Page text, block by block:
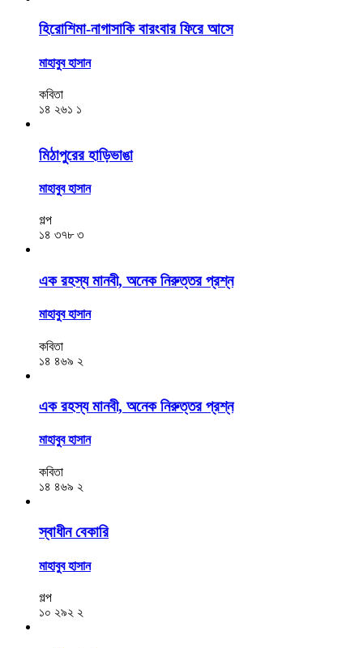
হিরোশিমা-নাগাসাকি বারংবার ফিরে আসে
মাহাবুব হাসান
কবিতা
১৪ ২৬১ ১
মিঠাপুরের হাড়িভাঙা
মাহাবুব হাসান
গল্প
১৪ ৩৭৮ ৩
এক রহস্য মানবী, অনেক নিরুত্তর প্রশ্ন
মাহাবুব হাসান
কবিতা
১৪ ৪৬৯ ২
এক রহস্য মানবী, অনেক নিরুত্তর প্রশ্ন
মাহাবুব হাসান
কবিতা
১৪ ৪৬৯ ২
স্বাধীন বেকারি
মাহাবুব হাসান
গল্প
১০ ২৯২ ২